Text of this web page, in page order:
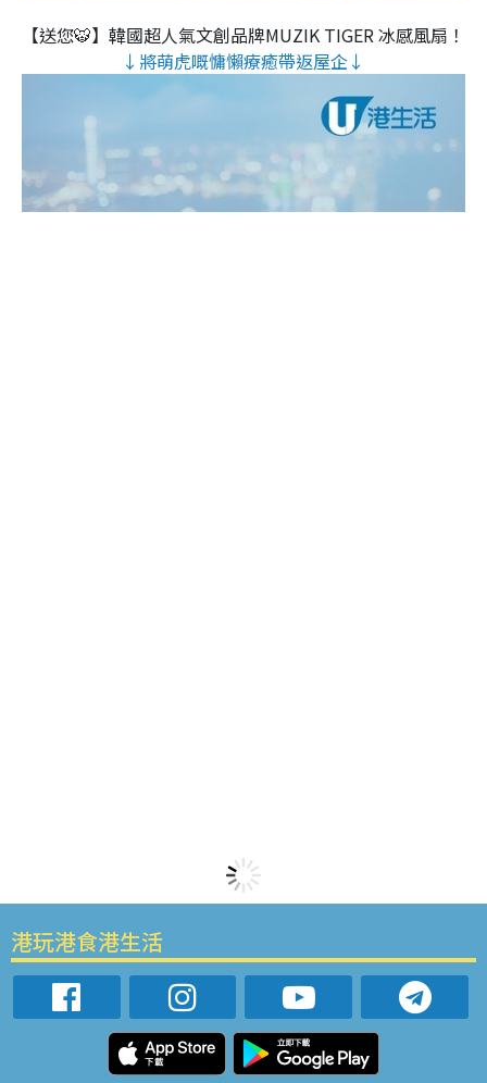
【送您🐯】韓國超人氣文創品牌MUZIK TIGER 冰感風扇！
↓將萌虎嘅慵懶療癒帶返屋企↓
港玩港食港生活